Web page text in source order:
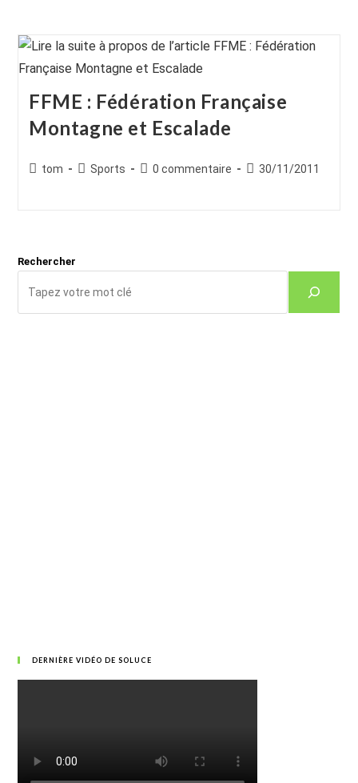
FFME : Fédération Française
Montagne et Escalade
Auteur/autrice
tom
PostSports
Commentaires
0 commentaire
Publication
30/11/2011
Rechercher
DERNIÈRE VIDÉO DE SOLUCE